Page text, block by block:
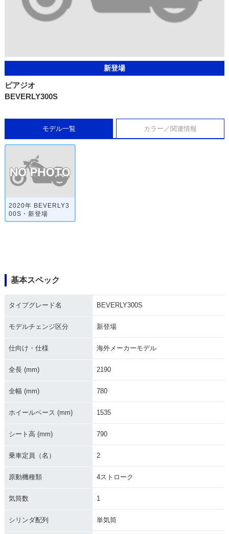
新登場
ピアジオ
BEVERLY300S
モデル一覧 カラー／関連情報
2020年 BEVERLY3
00S・新登場
基本スペック
タイプグレード名 BEVERLY300S
モデルチェンジ区分 新登場
仕向け・仕様 海外メーカーモデル
全長 (mm) 2190
全幅 (mm) 780
ホイールベース (mm) 1535
シート高 (mm) 790
乗車定員（名） 2
原動機種類 4ストローク
気筒数 1
シリンダ配列 単気筒